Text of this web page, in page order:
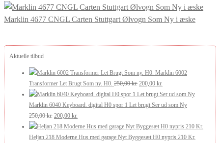
Marklin 4677 CNGL Carten Stuttgart Ølvogn Som Ny i æske
Aktuelle tilbud
Marklin 6002
Transformer Let Brugt Som ny. H0. 250,00kr. Den
oprindelige
pris
250,00 kr..
200,00 kr.
aktuelle
pris
200,00 kr..
Marklin 6040 Keyboard. digital H0 spor 1 Let brugt Ser ud som Ny
250,00kr. Den
oprindelige
pris
200,00 kr.
aktuelle
pris
Heljan 218 Moderne Hus med garage Nyt Byggesæt H0 nypris 210 Kr.